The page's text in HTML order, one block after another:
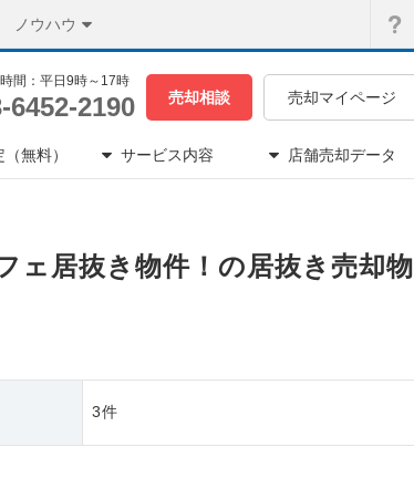
ノウハウ
間：平日9時～17時
6452-2190 売却相談 売却マイページ
無料） サービス内容 店舗売却データ
ェ居抜き物件！の居抜き売却物
3件